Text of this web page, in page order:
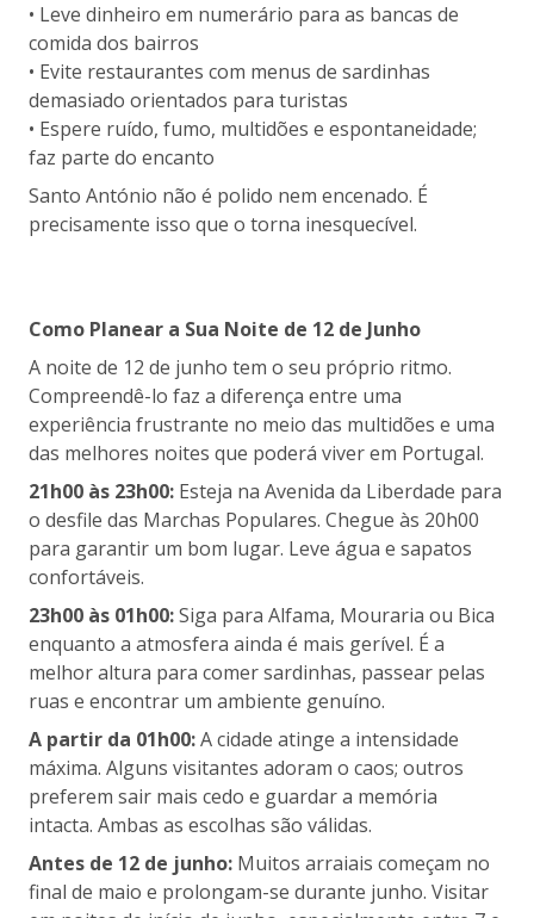
• Leve dinheiro em numerário para as bancas de
comida dos bairros
• Evite restaurantes com menus de sardinhas
demasiado orientados para turistas
• Espere ruído, fumo, multidões e espontaneidade;
faz parte do encanto
Santo António não é polido nem encenado. É
precisamente isso que o torna inesquecível.
Como Planear a Sua Noite de 12 de Junho
A noite de 12 de junho tem o seu próprio ritmo.
Compreendê-lo faz a diferença entre uma
experiência frustrante no meio das multidões e uma
das melhores noites que poderá viver em Portugal.
21h00 às 23h00: Esteja na Avenida da Liberdade para
o desfile das Marchas Populares. Chegue às 20h00
para garantir um bom lugar. Leve água e sapatos
confortáveis.
23h00 às 01h00:Siga para Alfama, Mouraria ou Bica
enquanto a atmosfera ainda é mais gerível. É a
melhor altura para comer sardinhas, passear pelas
ruas e encontrar um ambiente genuíno.
A partir da 01h00:A cidade atinge a intensidade
máxima. Alguns visitantes adoram o caos; outros
preferem sair mais cedo e guardar a memória
intacta. Ambas as escolhas são válidas.
Antes de 12 de junho: Muitos arraiais começam no
final de maio e prolongam-se durante junho. Visitar